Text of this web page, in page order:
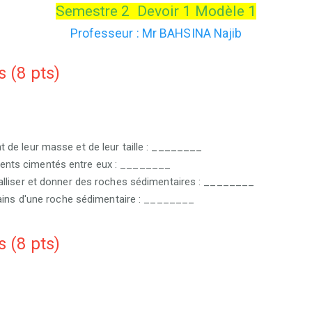
Semestre 2 Devoir 1 Modèle 1
Professeur : Mr BAHSINA Najib
(8 pts)
leur masse et de leur taille : ________
cimentés entre eux : ________
et donner des roches sédimentaires : ________
d'une roche sédimentaire : ________
(8 pts)